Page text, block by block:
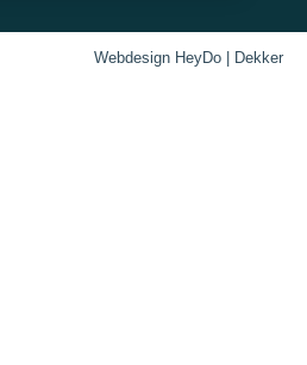
Webdesign HeyDo | Dekker